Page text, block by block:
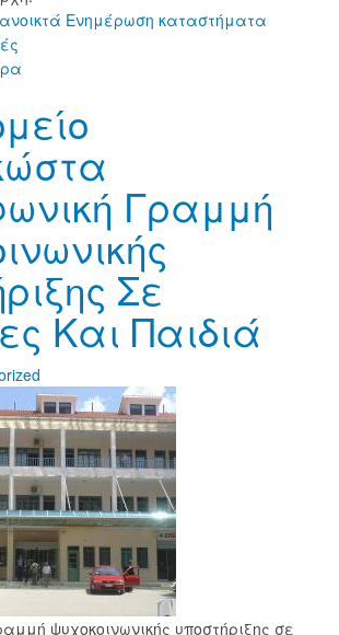
ανοικτά Ενημέρωση καταστήματα
Γραμμή
Σε
Και Παιδιά
ψυχοκοινωνικής υποστήριξης σε